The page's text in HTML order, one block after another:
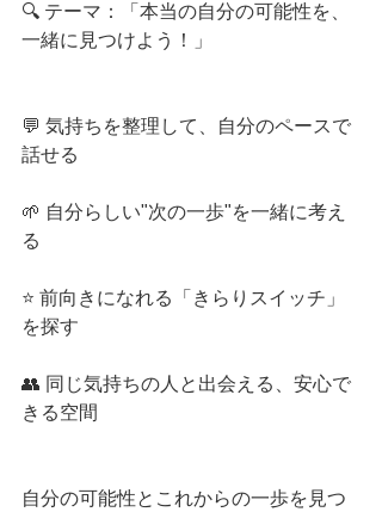
🔍 テーマ：「本当の自分の可能性を、
一緒に見つけよう！」
💬 気持ちを整理して、自分のペースで
話せる
🌱 自分らしい"次の一歩"を一緒に考え
る
⭐ 前向きになれる「きらりスイッチ」
を探す
👥 同じ気持ちの人と出会える、安心で
きる空間
自分の可能性とこれからの一歩を見つ